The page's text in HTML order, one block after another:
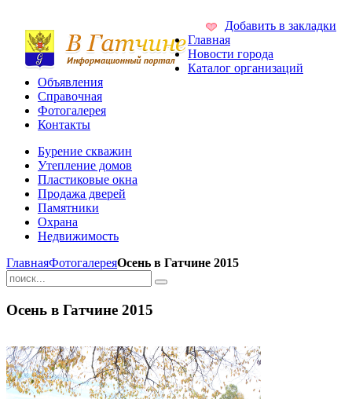
Добавить в закладки
Главная
Новости города
Каталог организаций
Объявления
Справочная
Фотогалерея
Контакты
Бурение скважин
Утепление домов
Пластиковые окна
Продажа дверей
Памятники
Охрана
Недвижимость
ГлавнаяФотогалереяОсень в Гатчине 2015
Осень в Гатчине 2015